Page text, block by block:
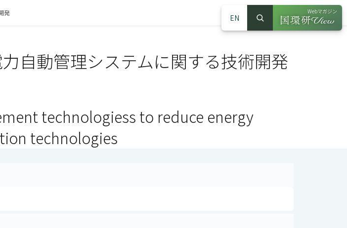
EN
サイト内検索
検索
Webマガジン
（別ウインドウ
発
自動管理システムに関する技術開発
technologiess to reduce energy
technologies